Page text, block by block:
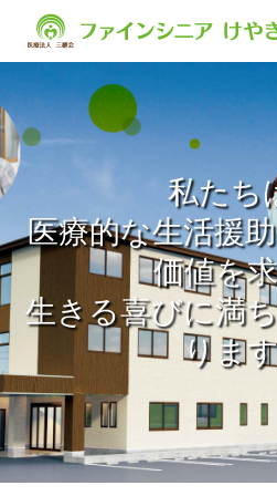
私たち
医療的な生活援
価値を
生きる喜びに満
りま
ファインシニアについて
サービス
入居について
求人情報